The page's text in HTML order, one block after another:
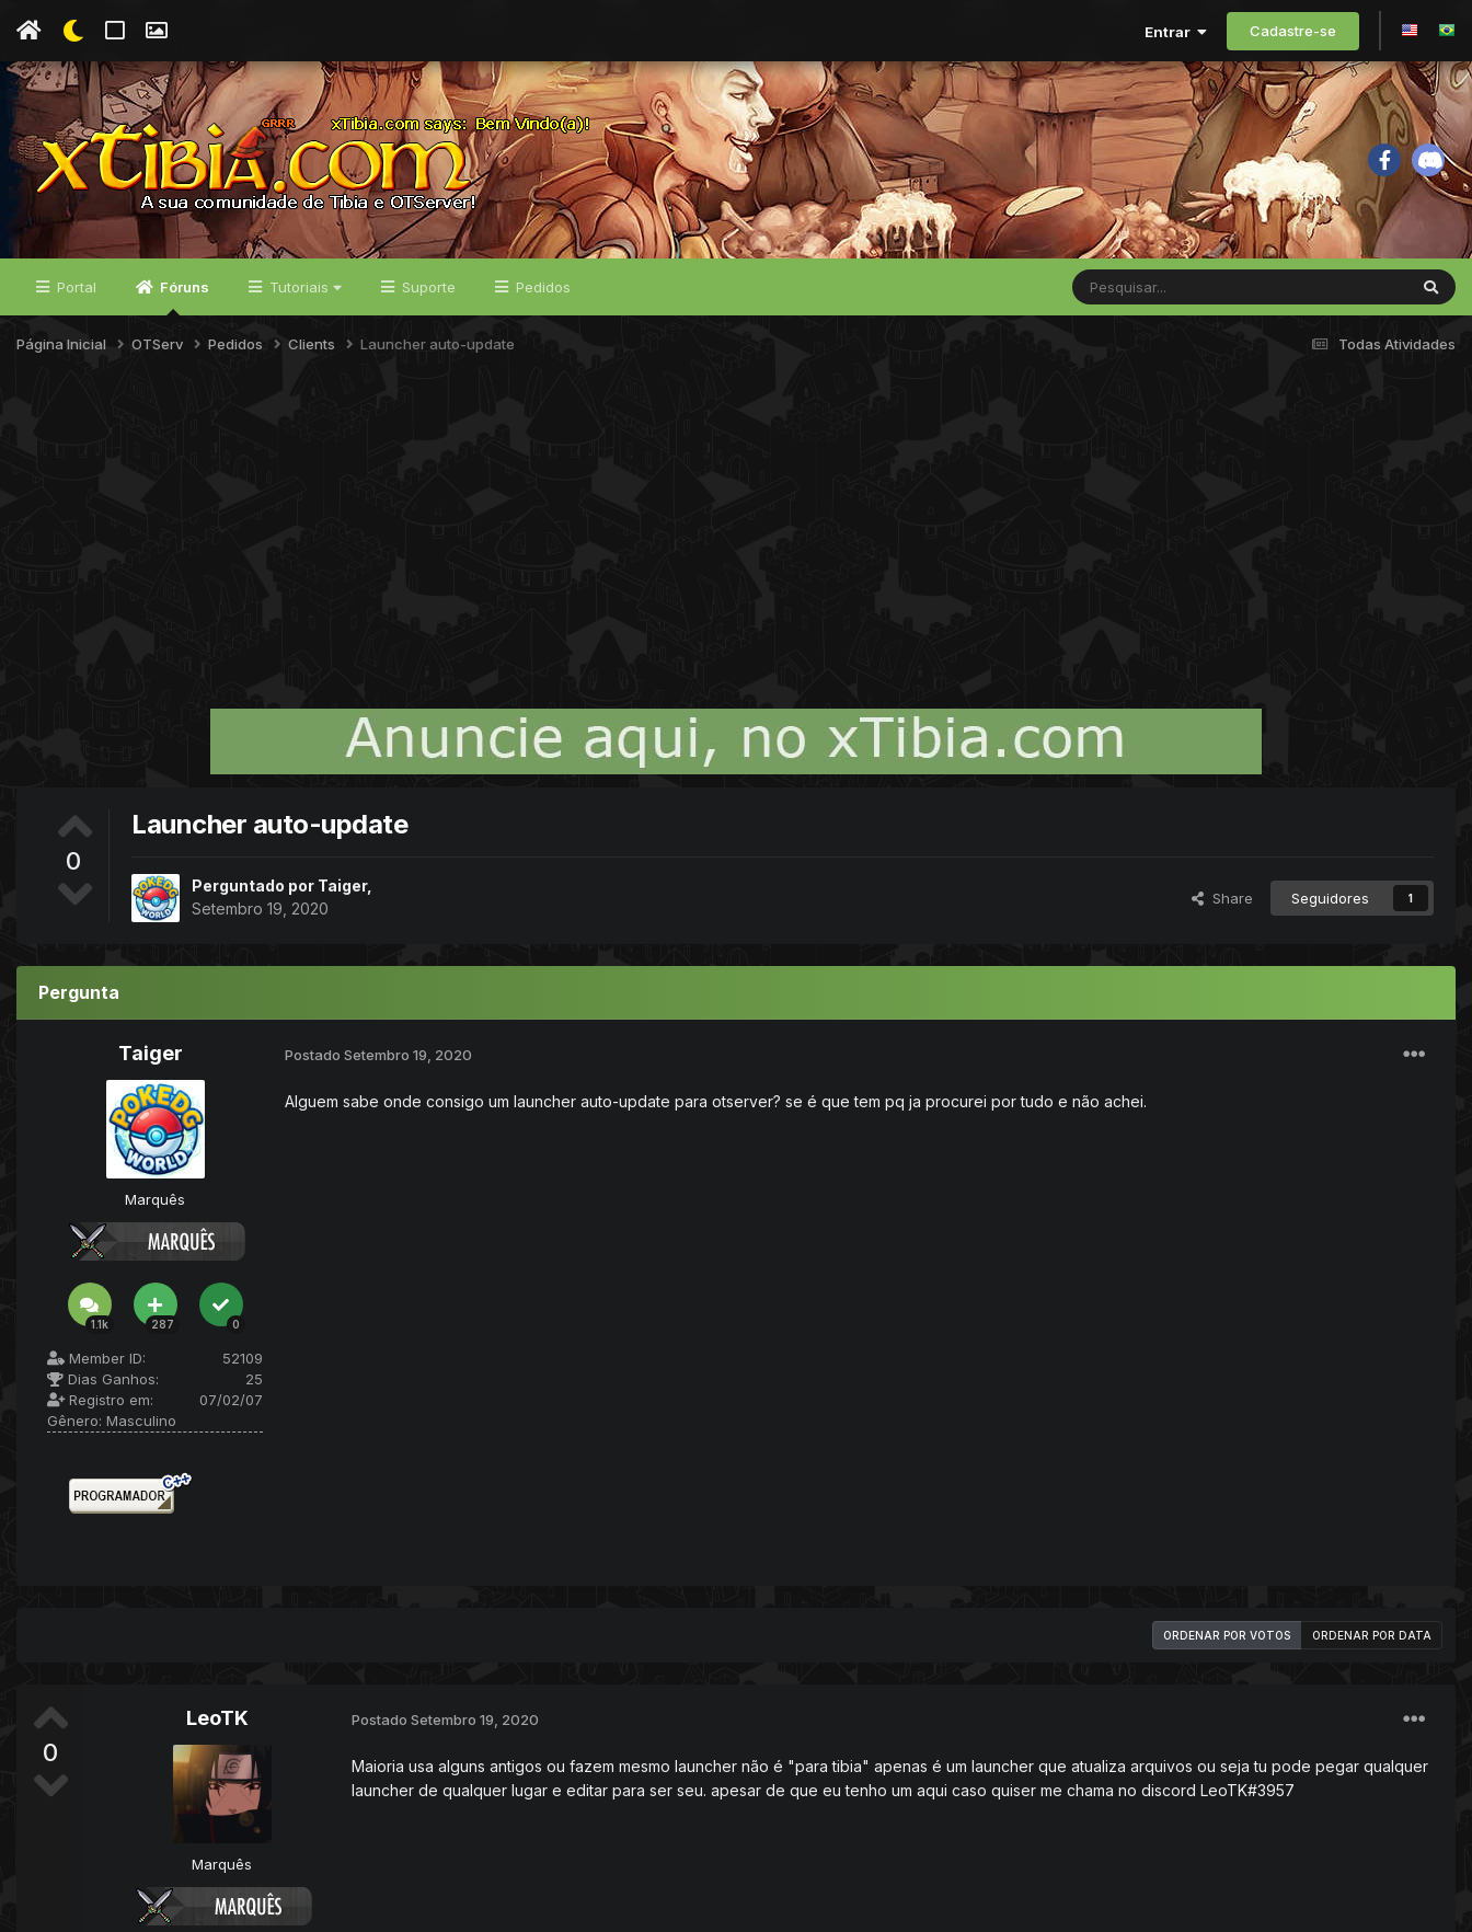
Entrar Cadastre-se
Portal Fóruns Tutoriais Suporte Pedidos
Todas Atividades
Página Inicial OTServ Pedidos Clients Launcher auto-update
0
Launcher auto-update
Perguntado por Taiger,
Setembro 19, 2020
Share Seguidores 1
Pergunta
Taiger
Marquês
1.1k 287 0
Member ID:
52109
Dias Ganhos:
25
Registro em:
07/02/07
Gênero: Masculino
Postado Setembro 19, 2020
Alguem sabe onde consigo um launcher auto-update para otserver? se é que tem pq ja procurei por tudo e não achei.
ORDENAR POR VOTOS ORDENAR POR DATA
0
LeoTK
Marquês
Postado Setembro 19, 2020
Maioria usa alguns antigos ou fazem mesmo launcher não é "para tibia" apenas é um launcher que atualiza arquivos ou seja tu pode pegar qualquer
launcher de qualquer lugar e editar para ser seu. apesar de que eu tenho um aqui caso quiser me chama no discord LeoTK#3957